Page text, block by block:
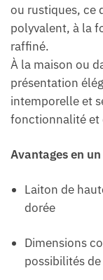
ou rustiques, ce
polyvalent, à la
raffiné.
À la maison ou
présentation
intemporelle et
fonctionnalité et
Avantages en
Laiton de
dorée
Dimensions
possibilités